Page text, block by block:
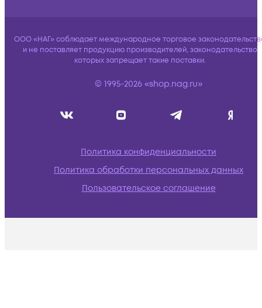
ООО «НАГ» соблюдает международное торговое
и не поставляет продукцию производителей, законодательство
которых запрещает такие поставки.
© 1995-2026 «shop.nag.ru»
Политика конфиденциальности
Политика обработки персональных данных
Пользовательское соглашение